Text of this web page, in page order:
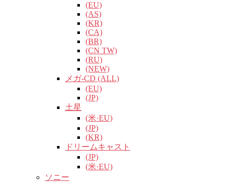
(EU)
(AS)
(KR)
(CA)
(BR)
(CN TW)
(RU)
(NEW)
メガ-CD (ALL)
(EU)
(JP)
土星
(米·EU)
(JP)
(KR)
ドリームキャスト
(JP)
(米·EU)
ソニー